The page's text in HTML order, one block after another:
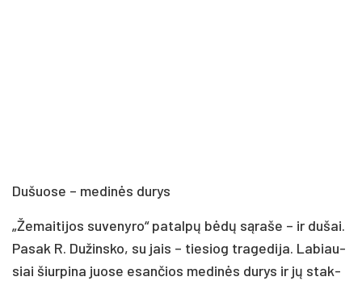
Du­šuo­se – me­di­nės du­rys
„Že­mai­ti­jos su­ve­ny­ro“ pa­tal­pų bė­dų są­ra­še – ir du­šai.
Pa­sak R. Du­žins­ko, su jais – tie­siog tra­ge­di­ja. La­biau­
siai šiur­pi­na juo­se esan­čios me­di­nės du­rys ir jų stak­